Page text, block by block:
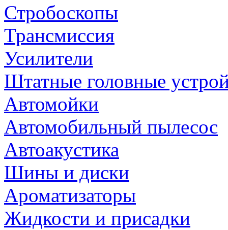
Стробоскопы
Трансмиссия
Усилители
Штатные головные
Автомойки
Автомобильный пылесос
Автоакустика
Шины и диски
Ароматизаторы
Жидкости и присадки